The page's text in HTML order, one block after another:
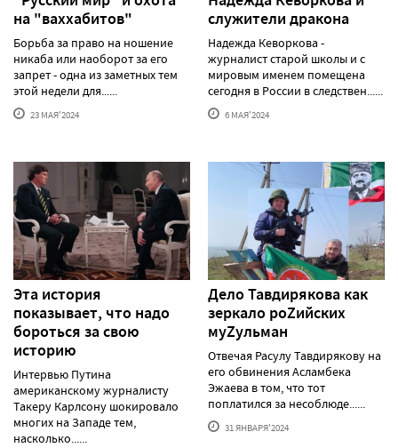
на "ваххабитов"
Борьба за право на ношение
никаба или наоборот за его
запрет - одна из заметных тем
этой недели для......
23 МАЯ'2024
служители дракона
Надежда Кеворкова -
журналист старой школы и с
мировым именем помещена
сегодня в России в следствен......
6 МАЯ'2024
Эта история
показывает, что надо
бороться за свою
историю
Интервью Путина
американскому журналисту
Такеру Карлсону шокировало
многих на Западе тем,
насколько......
Дело Тавдирякова как
зеркало роZийских
муZульман
Отвечая Расулу Тавдирякову на
его обвинения Асламбека
Эжаева в том, что тот
поплатился за несоблюде......
31 ЯНВАРЯ'2024